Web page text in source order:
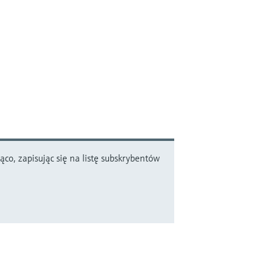
zapisując się na listę subskrybentów